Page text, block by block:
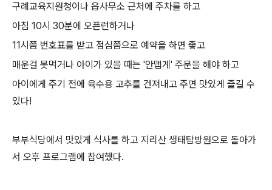
구례교육지원청이나 읍사무소 근처에 주차를 하고
아침 10시 30분에 오픈런하거나
11시쯤 번호표를 받고 점심쯤으로 예약을 하면 좋고
매운걸 못먹거나 아이가 있을 때는 '안맵게' 주문을 해야 하고
아이에게 주기 전에 육수용 고추를 건져내고 주면 맛있게 즐길 수
있다!
부부식당에서 맛있게 식사를 하고 지리산 생태탐방원으로 돌아가
서 오후 프로그램에 참여했다.